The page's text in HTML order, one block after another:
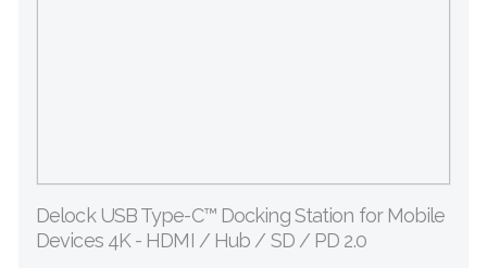
Delock USB Type-C™ Docking Station for Mobile
Devices 4K - HDMI / Hub / SD / PD 2.0